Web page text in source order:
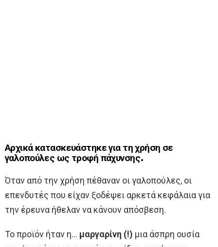
Αρχικά κατασκευάστηκε για τη χρήση σε
γαλοπούλες ως τροφή πάχυνσης.
Όταν από την χρήση πέθαναν οι γαλοπούλες, οι
επενδυτές που είχαν ξοδέψει αρκετά κεφάλαια για
την έρευνα ήθελαν να κάνουν απόσβεση.
Το προϊόν ήταν η… μαργαρίνη (!) μια άσπρη ουσία